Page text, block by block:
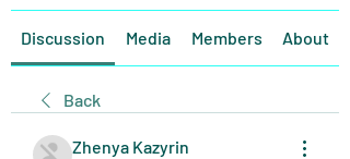
Discussion Media Members About
Back
Zhenya Kazyrin